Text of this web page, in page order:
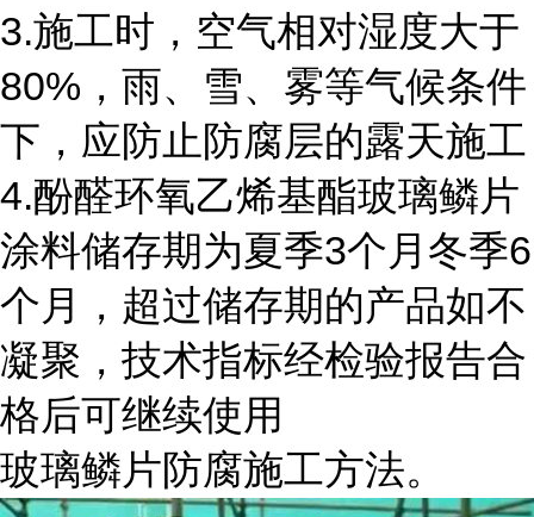
3.施工时，空气相对湿度大于
80%，雨、雪、雾等气候条件
下，应防止防腐层的露天施工
4.酚醛环氧乙烯基酯玻璃鳞片
涂料储存期为夏季3个月冬季6
个月，超过储存期的产品如不
凝聚，技术指标经检验报告合
格后可继续使用
玻璃鳞片防腐施工方法。